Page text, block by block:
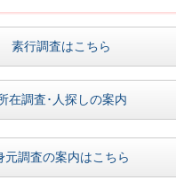
素行調査はこちら
在調査･人探しの案内
元調査の案内はこちら